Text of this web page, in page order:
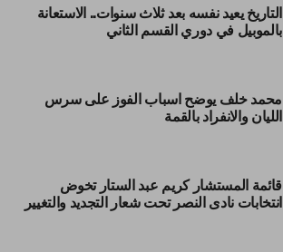
التاريخ يعيد نفسه بعد ثلاث سنوات.. الاستعانة
بالموبيل في دوري القسم الثاني
محمد خلف يوضح اسباب الفوز على سرس
الليان والانفراد بالقمة
قائمة المستشار كريم عبد الستار تخوض
انتخابات نادى النصر تحت شعار التجديد والتغيير